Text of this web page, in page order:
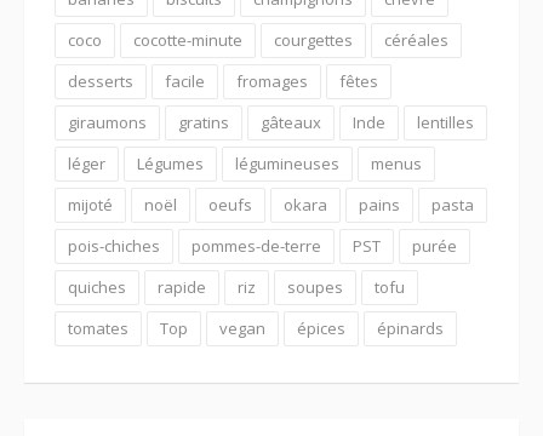
coco
cocotte-minute courgettes
céréales
desserts
facile fromages
fêtes
giraumons
gratins gâteaux Inde
lentilles
léger
Légumes légumineuses
menus
mijoté
noël oeufs okara pains
pasta
pois-chiches
pommes-de-terre PST
purée
quiches
rapide riz soupes
tofu
tomates
Top vegan épices épinards